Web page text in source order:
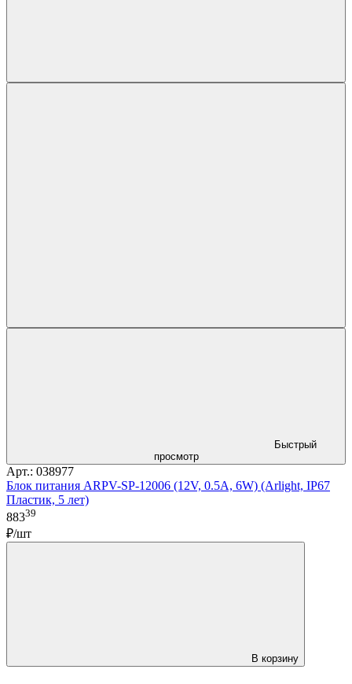
Быстрый
просмотр
Арт.: 038977
Блок питания ARPV-SP-12006 (12V, 0.5A, 6W) (Arlight, IP67
Пластик, 5 лет)
88339
₽/шт
В корзину